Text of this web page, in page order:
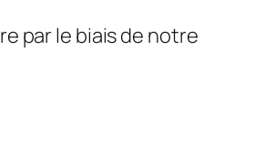
par le biais de notre